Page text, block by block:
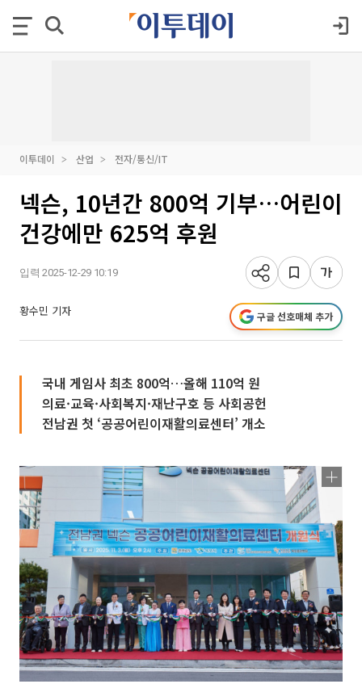
이투데이 산업 전자/통신/IT
넥슨, 10년간 800억 기부…어린이
건강에만 625억 후원
입력 2025-12-29 10:19
황수민 기자 구글 선호매체 추가
국내 게임사 최초 800억…올해 110억 원
의료·교육·사회복지·재난구호 등 사회공헌
전남권 첫 ‘공공어린이재활의료센터’ 개소